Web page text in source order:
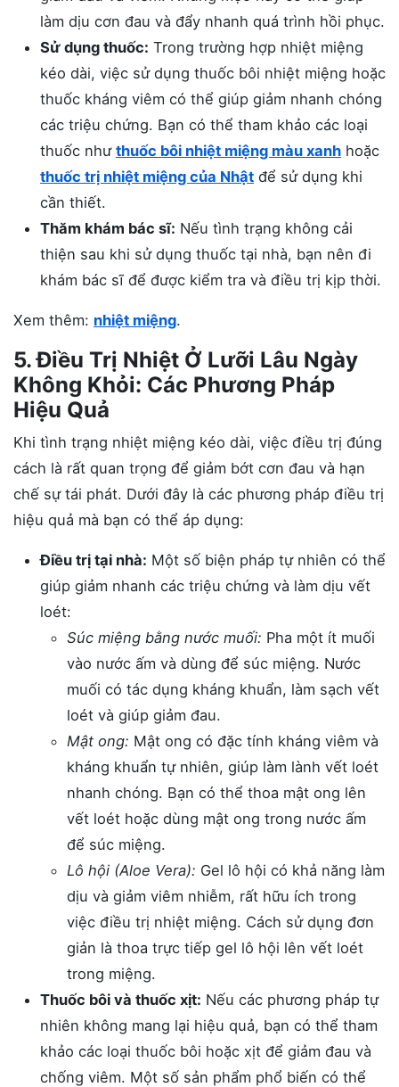
làm dịu cơn đau và đẩy nhanh quá trình hồi phục.
Sử dụng thuốc: Trong trường hợp nhiệt miệng
kéo dài, việc sử dụng thuốc bôi nhiệt miệng hoặc
thuốc kháng viêm có thể giúp giảm nhanh chóng
các triệu chứng. Bạn có thể tham khảo các loại
thuốc như thuốc bôi nhiệt miệng màu xanh hoặc
thuốc trị nhiệt miệng của Nhật để sử dụng khi
cần thiết.
Thăm khám bác sĩ: Nếu tình trạng không cải
thiện sau khi sử dụng thuốc tại nhà, bạn nên đi
khám bác sĩ để được kiểm tra và điều trị kịp thời.
Xem thêm: nhiệt miệng.
5. Điều Trị Nhiệt Ở Lưỡi Lâu Ngày
Không Khỏi: Các Phương Pháp
Hiệu Quả
Khi tình trạng nhiệt miệng kéo dài, việc điều trị đúng
cách là rất quan trọng để giảm bớt cơn đau và hạn
chế sự tái phát. Dưới đây là các phương pháp điều trị
hiệu quả mà bạn có thể áp dụng:
Điều trị tại nhà: Một số biện pháp tự nhiên có thể
giúp giảm nhanh các triệu chứng và làm dịu vết
loét:
Súc miệng bằng nước muối: Pha một ít muối
vào nước ấm và dùng để súc miệng. Nước
muối có tác dụng kháng khuẩn, làm sạch vết
loét và giúp giảm đau.
Mật ong: Mật ong có đặc tính kháng viêm và
kháng khuẩn tự nhiên, giúp làm lành vết loét
nhanh chóng. Bạn có thể thoa mật ong lên
vết loét hoặc dùng mật ong trong nước ấm
để súc miệng.
Lô hội (Aloe Vera): Gel lô hội có khả năng làm
dịu và giảm viêm nhiễm, rất hữu ích trong
việc điều trị nhiệt miệng. Cách sử dụng đơn
giản là thoa trực tiếp gel lô hội lên vết loét
trong miệng.
Thuốc bôi và thuốc xịt: Nếu các phương pháp tự
nhiên không mang lại hiệu quả, bạn có thể tham
khảo các loại thuốc bôi hoặc xịt để giảm đau và
chống viêm. Một số sản phẩm phổ biến có thể